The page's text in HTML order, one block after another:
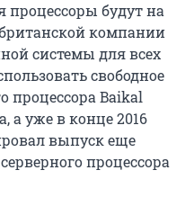
процессоры будут на
компании
системы для всех
свободное
процессора Baikal
а уже в конце 2016
выпуск еще
процессора